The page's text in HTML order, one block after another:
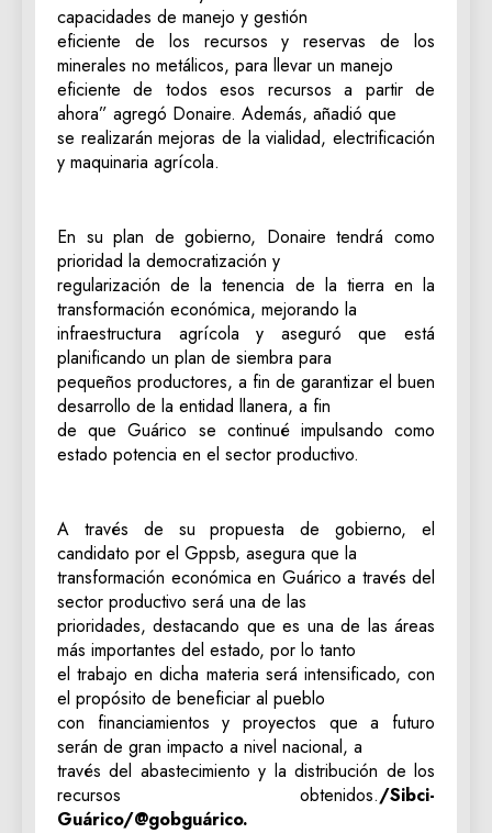
capacidades de manejo y gestión
eficiente de los recursos y reservas de los
minerales no metálicos, para llevar un manejo
eficiente de todos esos recursos a partir de
ahora” agregó Donaire. Además, añadió que
se realizarán mejoras de la vialidad, electrificación
y maquinaria agrícola.
En su plan de gobierno, Donaire tendrá como
prioridad la democratización y
regularización de la tenencia de la tierra en la
transformación económica, mejorando la
infraestructura agrícola y aseguró que está
planificando un plan de siembra para
pequeños productores, a fin de garantizar el buen
desarrollo de la entidad llanera, a fin
de que Guárico se continué impulsando como
estado potencia en el sector productivo.
A través de su propuesta de gobierno, el
candidato por el Gppsb, asegura que la
transformación económica en Guárico a través del
sector productivo será una de las
prioridades, destacando que es una de las áreas
más importantes del estado, por lo tanto
el trabajo en dicha materia será intensificado, con
el propósito de beneficiar al pueblo
con financiamientos y proyectos que a futuro
serán de gran impacto a nivel nacional, a
través del abastecimiento y la distribución de los
recursos obtenidos./Sibci-
Guárico/@gobguárico.